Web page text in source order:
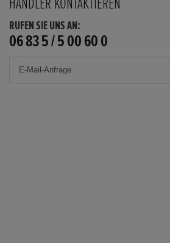
HÄNDLER KONTAKTIEREN
RUFEN SIE UNS AN:
06 83 5 / 5 00 60 0